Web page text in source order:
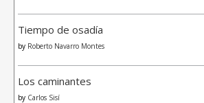
Tiempo de osadía
by Roberto Navarro Montes
Los caminantes
by Carlos Sisí